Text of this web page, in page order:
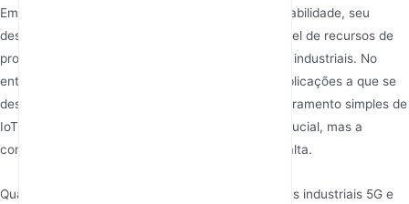
Embora os 5G DTUs também ofereçam alta confiabilidade, seu
design mais simples pode não incluir o mesmo nível de recursos de
proteção do sistema encontrados nos roteadores industriais. No
entanto, eles são altamente confiáveis para as aplicações a que se
destinam, como coleta remota de dados e monitoramento simples de
IoT, em que a consistência operacional ainda é crucial, mas a
complexidade da proteção do sistema não é tão alta.
Quais são os cenários de aplicação dos roteadores industriais 5G e